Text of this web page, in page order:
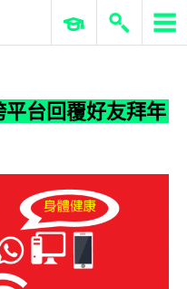
平台回覆好友拜年祝賀
ERP 與商業 AI
台回覆好友拜年